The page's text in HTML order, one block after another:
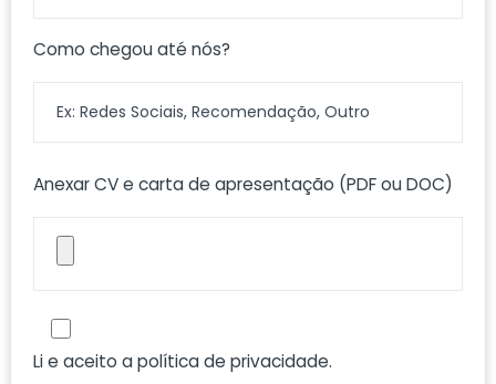
Como chegou até nós?
Anexar CV e carta de apresentação (PDF ou DOC)
Li e aceito apolítica de privacidade.